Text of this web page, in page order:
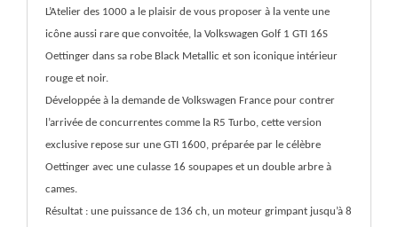
L’Atelier des 1000 a le plaisir de vous proposer à la vente une
icône aussi rare que convoitée, la Volkswagen Golf 1 GTI 16S
Oettinger dans sa robe Black Metallic et son iconique intérieur
rouge et noir.
Développée à la demande de Volkswagen France pour contrer
l’arrivée de concurrentes comme la R5 Turbo, cette version
exclusive repose sur une GTI 1600, préparée par le célèbre
Oettinger avec une culasse 16 soupapes et un double arbre à
cames.
Résultat : une puissance de 136 ch, un moteur grimpant jusqu’à 8